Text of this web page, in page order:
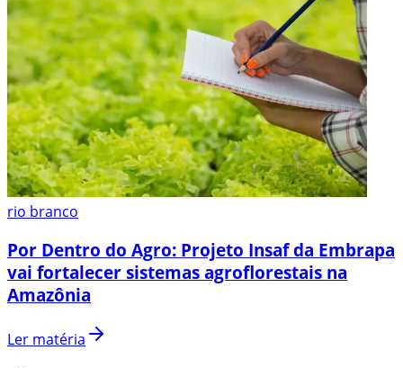
rio branco
Por Dentro do Agro: Projeto Insaf da Embrapa
vai fortalecer sistemas agroflorestais na
Amazônia
Ler matéria